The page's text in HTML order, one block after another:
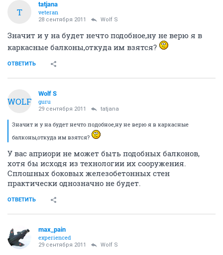
T
tatjana
veteran
28 сентября 2011 Wolf S
Значит и у на будет нечто подобное,ну не верю я в
каркасные балконы,откуда им взятся?
ОТВЕТИТЬ
WOLF
Wolf S
guru
29 сентября 2011 tatjana
Значит и у на будет нечто подобное,ну не верю я в каркасные
балконы,откуда им взятся?
У вас априори не может быть подобных балконов,
хотя бы исходя из технологии их сооружения.
Сплошных боковых железобетонных стен
практически однозначно не будет.
ОТВЕТИТЬ
max_pain
experienced
29 сентября 2011 Wolf S